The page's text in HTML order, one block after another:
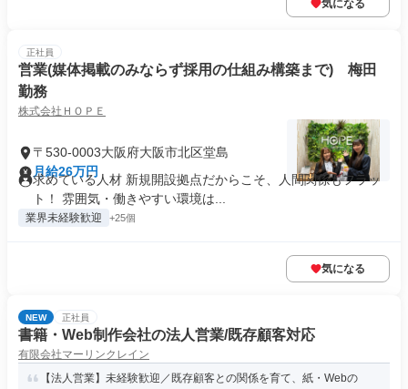
気になる
正社員
営業(媒体掲載のみならず採用の仕組み構築まで) 梅田
勤務
株式会社ＨＯＰＥ
〒530-0003大阪府大阪市北区堂島
月給26万円
求めている人材 新規開設拠点だからこそ、人間関係もフラッ
ト！ 雰囲気・働きやすい環境は...
業界未経験歓迎 +25個
気になる
NEW 正社員
書籍・Web制作会社の法人営業/既存顧客対応
有限会社マーリンクレイン
【法人営業】未経験歓迎／既存顧客との関係を育て、紙・Webの